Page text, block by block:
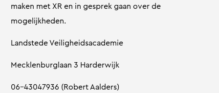
maken met XR en in gesprek gaan over de
mogelijkheden.
Landstede Veiligheidsacademie
Mecklenburglaan 3 Harderwijk
06-43047936 (Robert Aalders)